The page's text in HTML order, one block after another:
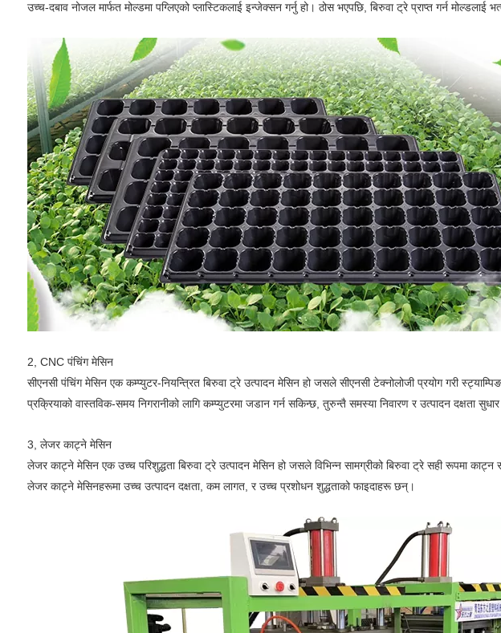
उच्च-दबाव नोजल मार्फत मोल्डमा पग्लिएको प्लास्टिकलाई इन्जेक्सन गर्नु हो। ठोस भएपछि, बिरुवा ट्रे प्राप्त गर्न
2, CNC पंचिंग मेसिन
सीएनसी पंचिंग मेसिन एक कम्प्युटर-नियन्त्रित बिरुवा ट्रे उत्पादन मेसिन हो जसले सीएनसी टेक्नोलोजी प्रयोग गरी
प्रक्रियाको वास्तविक-समय निगरानीको लागि कम्प्युटरमा जडान गर्न सकिन्छ, तुरुन्तै समस्या निवारण र उत्पादन दक्षता सुधार
3, लेजर काट्ने मेसिन
लेजर काट्ने मेसिन एक उच्च परिशुद्धता बिरुवा ट्रे उत्पादन मेसिन हो जसले विभिन्न सामग्रीको बिरुवा ट्रे सही रूपमा
लेजर काट्ने मेसिनहरूमा उच्च उत्पादन दक्षता, कम लागत, र उच्च प्रशोधन शुद्धताको फाइदाहरू छन्।